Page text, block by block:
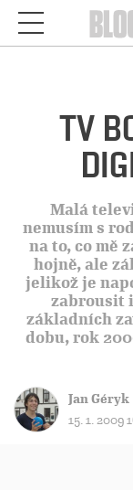
TV
Malá
nemusím s
na to, co mě
hojně, ale
jelikož je
zabrousit
základních
dobu, rok
Jan Géryk
15. 1. 2009